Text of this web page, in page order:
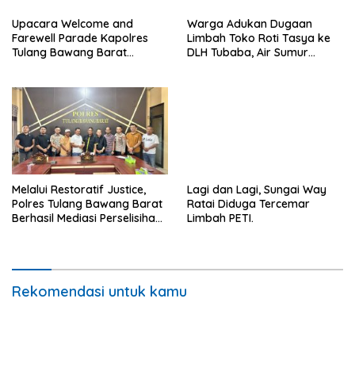
Upacara Welcome and
Farewell Parade Kapolres
Tulang Bawang Barat
Warga Adukan Dugaan
Limbah Toko Roti Tasya ke
DLH Tubaba, Air Sumur
Melalui Restoratif Justice,
Polres Tulang Bawang Barat
Berhasil Mediasi Perselisihan
Lagi dan Lagi, Sungai Way
Ratai Diduga Tercemar
Limbah PETI.
Rekomendasi untuk kamu